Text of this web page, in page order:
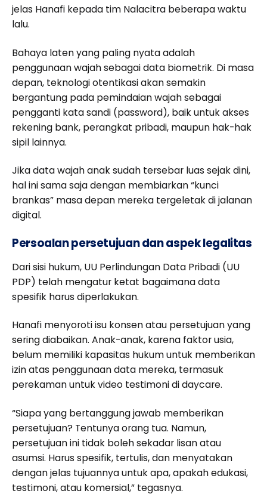
jelas Hanafi kepada tim Nalacitra beberapa waktu
lalu.
Bahaya laten yang paling nyata adalah
penggunaan wajah sebagai data biometrik. Di masa
depan, teknologi otentikasi akan semakin
bergantung pada pemindaian wajah sebagai
pengganti kata sandi (password), baik untuk akses
rekening bank, perangkat pribadi, maupun hak-hak
sipil lainnya.
Jika data wajah anak sudah tersebar luas sejak dini,
hal ini sama saja dengan membiarkan “kunci
brankas” masa depan mereka tergeletak di jalanan
digital.
Persoalan persetujuan dan aspek legalitas
Dari sisi hukum, UU Perlindungan Data Pribadi (UU
PDP) telah mengatur ketat bagaimana data
spesifik harus diperlakukan.
Hanafi menyoroti isu konsen atau persetujuan yang
sering diabaikan. Anak-anak, karena faktor usia,
belum memiliki kapasitas hukum untuk memberikan
izin atas penggunaan data mereka, termasuk
perekaman untuk video testimoni di daycare.
“Siapa yang bertanggung jawab memberikan
persetujuan? Tentunya orang tua. Namun,
persetujuan ini tidak boleh sekadar lisan atau
asumsi. Harus spesifik, tertulis, dan menyatakan
dengan jelas tujuannya untuk apa, apakah edukasi,
testimoni, atau komersial,” tegasnya.